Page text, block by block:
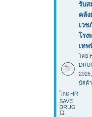
รับส
คลัง
เว
โรง
เท
โดย
บัสต้า
โดย HR
SAVE
DRUG